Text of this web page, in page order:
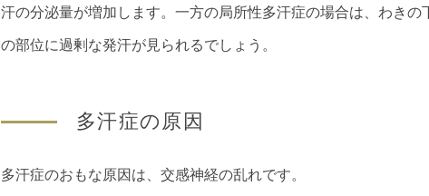
汗の分泌量が増加します。一方の局所性多汗症の場合は、わき
の部位に過剰な発汗が見られるでしょう。
多汗症の原因
多汗症のおもな原因は、交感神経の乱れです。